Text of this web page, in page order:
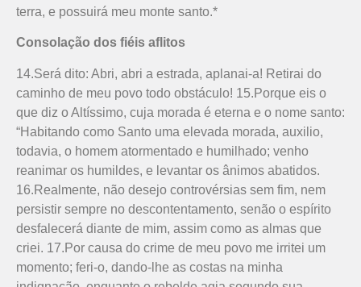
terra, e possuirá meu monte santo.*
Consolação dos fiéis aflitos
14.Será dito: Abri, abri a estrada, aplanai-a! Retirai do
caminho de meu povo todo obstáculo! 15.Porque eis o
que diz o Altíssimo, cuja morada é eterna e o nome santo:
“Habitando como Santo uma elevada morada, auxilio,
todavia, o homem atormentado e humilhado; venho
reanimar os humildes, e levantar os ânimos abatidos.
16.Realmente, não desejo controvérsias sem fim, nem
persistir sempre no descontentamento, senão o espírito
desfalecerá diante de mim, assim como as almas que
criei. 17.Por causa do crime de meu povo me irritei um
momento; feri-o, dando-lhe as costas na minha